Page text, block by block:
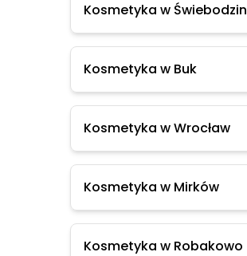
Kosmetyka w Świebodzin
Kosmetyka w Buk
Kosmetyka w Wrocław
Kosmetyka w Mirków
Kosmetyka w Robakowo